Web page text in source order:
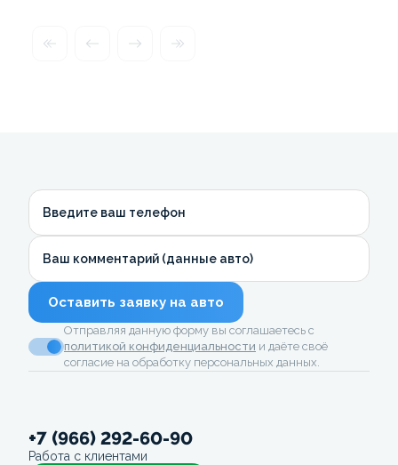
Введите ваш телефон
Ваш комментарий (данные авто)
Оставить заявку на авто
Отправляя данную форму вы соглашаетесь с
политикой конфиденциальности и даёте своё
согласие на обработку персональных данных.
+7 (966) 292-60-90
Работа с клиентами